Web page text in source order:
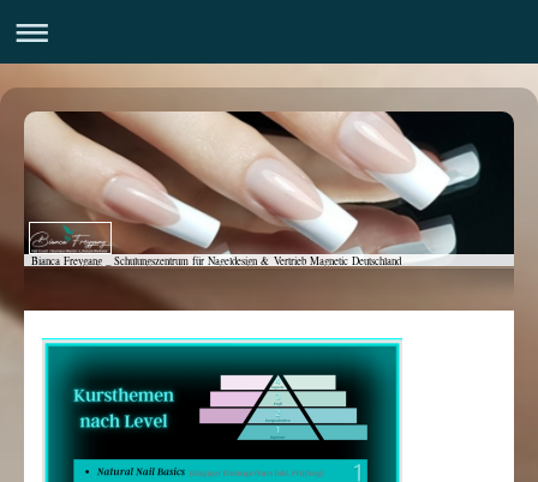
Bianca Freygang _ Schulungszentrum für Nageldesign & Vertrieb Magnetic Deutschland